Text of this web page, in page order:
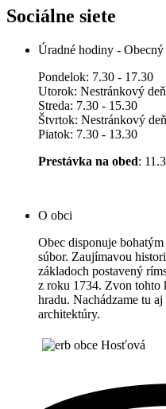
Sociálne siete
Úradné hodiny - Obecný
Pondelok: 7.30 - 17.30
Utorok: Nestránkový deň
Streda: 7.30 - 15.30
Štvrtok: Nestránkový deň
Piatok: 7.30 - 13.30
Prestávka na obed:
O obci
Obec disponuje
súbor. Zaujímavou
základoch postavený
z roku 1734. Zvon tohto
hradu. Nachádzame tu
architektúry.